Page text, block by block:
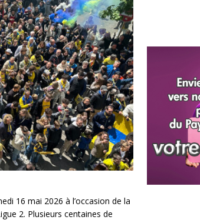
16 mai 2026 à l’occasion de la
2. Plusieurs centaines de